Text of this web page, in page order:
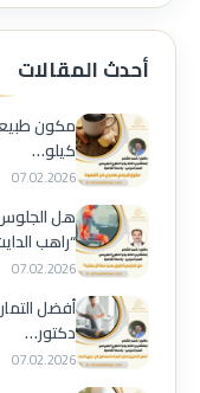
أحدث المقالات
كيلو…
07.02.2026
هل
“راهب
07.02.2026
أفضل
دكتور…
07.02.2026